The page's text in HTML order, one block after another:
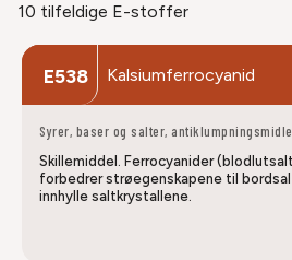
10 tilfeldige E-stoffer
E538 Kalsiumferrocyanid
Syrer, baser og salter,
Skillemiddel. Ferrocyanider
forbedrer strøegenskapene til
innhylle saltkrystallene.